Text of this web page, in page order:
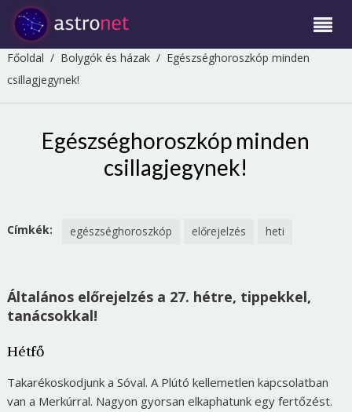
Főoldal / Bolygók és házak/ Egészséghoroszkóp minden
csillagjegynek!
Egészséghoroszkóp minden
csillagjegynek!
Címkék: egészséghoroszkóp előrejelzés heti
Általános előrejelzés a 27. hétre, tippekkel,
tanácsokkal!
Hétfő
Takarékoskodjunk a Sóval. A Plútó kellemetlen kapcsolatban
van a Merkúrral. Nagyon gyorsan elkaphatunk egy fertőzést.